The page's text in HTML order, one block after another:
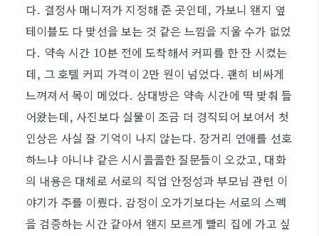
다. 결정사 매니저가 지정해 준 곳인데, 가보니 왠지 옆
테이블도 다 맞선을 보는 것 같은 느낌을 지울 수가 없었
다. 약속 시간 10분 전에 도착해서 커피를 한 잔 시켰는
데, 그 호텔 커피 가격이 2만 원이 넘었다. 괜히 비싸게
느껴져서 목이 메었다. 상대방은 약속 시간에 딱 맞춰 들
어왔는데, 사진보다 실물이 조금 더 경직되어 보여서 첫
인상은 사실 잘 기억이 나지 않는다. 장거리 연애를 선호
하느냐 아니냐 같은 시시콜콜한 질문들이 오갔고, 대화
의 내용은 대체로 서로의 직업 안정성과 부모님 관련 이
야기가 주를 이뤘다. 감정이 오가기보다는 서로의 스펙
을 검증하는 시간 같아서 왠지 모르게 빨리 집에 가고 싶